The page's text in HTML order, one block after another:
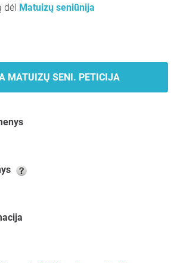
dėl Matuizų seniūnija
MATUIZŲ SENI. PETICIJA